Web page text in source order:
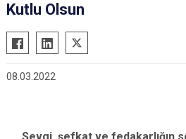
Çayırlı
İliç
Kemaliye
Kutlu Olsun
08.03.2022